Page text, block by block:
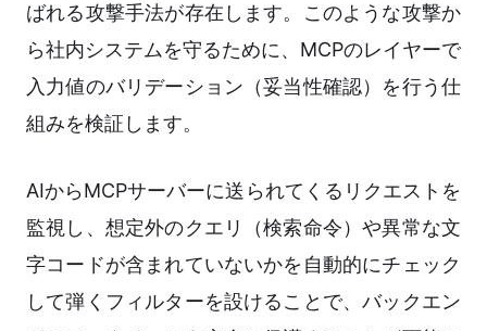
ばれる攻撃手法が存在します。このような攻撃か
ら社内システムを守るために、MCPのレイヤーで
入力値のバリデーション（妥当性確認）を行う仕
組みを検証します。
AIからMCPサーバーに送られてくるリクエストを
監視し、想定外のクエリ（検索命令）や異常な文
字コードが含まれていないかを自動的にチェック
して弾くフィルターを設けることで、バックエン